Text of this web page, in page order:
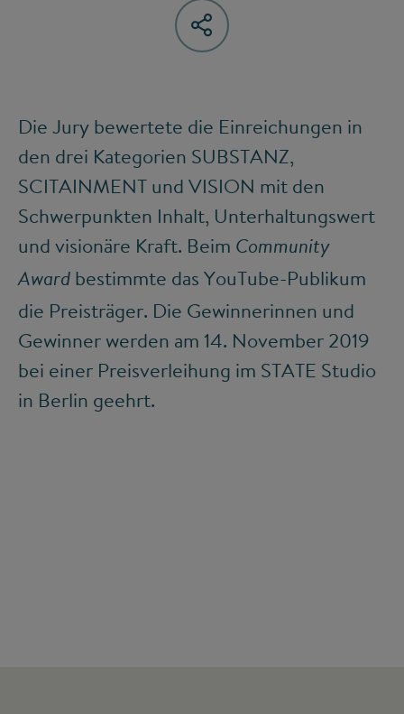
Die Jury bewertete die Einreichungen in
den drei Kategorien SUBSTANZ,
SCITAINMENT und VISION mit den
Schwerpunkten Inhalt, Unterhaltungswert
und visionäre Kraft. Beim Community
Award bestimmte das YouTube-Publikum
die Preisträger. Die Gewinnerinnen und
Gewinner werden am 14. November 2019
bei einer Preisverleihung im STATE Studio
in Berlin geehrt.